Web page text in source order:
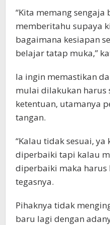
“Kita memang
memberitahu supaya
bagaimana kesiapan
belajar tatap muka,”
Ia ingin memastikan
mulai dilakukan harus
ketentuan, utamanya
tangan.
“Kalau tidak sesuai,
diperbaiki tapi kalau
diperbaiki maka harus
tegasnya.
Pihaknya tidak
baru lagi dengan